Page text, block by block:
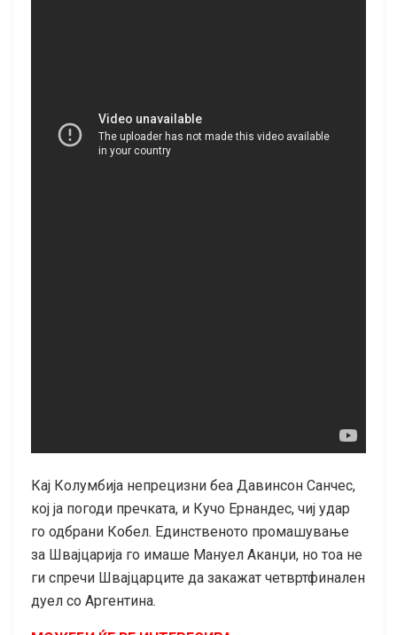
Кај Колумбија непрецизни беа Давинсон Санчес,
кој ја погоди пречката, и Кучо Ернандес, чиј удар
го одбрани Кобел. Единственото промашување
за Швајцарија го имаше Мануел Аканџи, но тоа не
ги спречи Швајцарците да закажат четвртфинален
дуел со Аргентина.